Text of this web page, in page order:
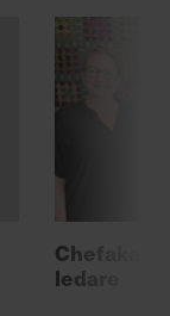
ledare